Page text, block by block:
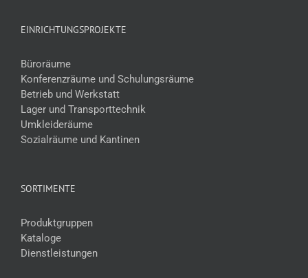
EINRICHTUNGSPROJEKTE
Büroräume
Konferenzräume und Schulungsräume
Betrieb und Werkstatt
Lager und Transporttechnik
Umkleideräume
Sozialräume und Kantinen
SORTIMENTE
Produktgruppen
Kataloge
Dienstleistungen